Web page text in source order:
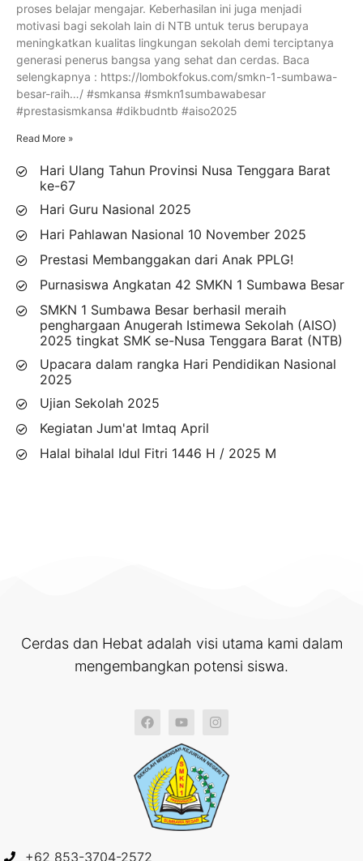
proses belajar mengajar. Keberhasilan ini juga menjadi
motivasi bagi sekolah lain di NTB untuk terus berupaya
meningkatkan kualitas lingkungan sekolah demi terciptanya
generasi penerus bangsa yang sehat dan cerdas. Baca
selengkapnya : https://lombokfokus.com/smkn-1-sumbawa-
besar-raih…/ #smkansa #smkn1sumbawabesar
#prestasismkansa #dikbudntb #aiso2025
Read More »
Hari Ulang Tahun Provinsi Nusa Tenggara Barat
ke-67
Hari Guru Nasional 2025
Hari Pahlawan Nasional 10 November 2025
Prestasi Membanggakan dari Anak PPLG!
Purnasiswa Angkatan 42 SMKN 1 Sumbawa Besar
SMKN 1 Sumbawa Besar berhasil meraih
penghargaan Anugerah Istimewa Sekolah (AISO)
2025 tingkat SMK se-Nusa Tenggara Barat (NTB)
Upacara dalam rangka Hari Pendidikan Nasional
2025
Ujian Sekolah 2025
Kegiatan Jum'at Imtaq April
Halal bihalal Idul Fitri 1446 H / 2025 M
Cerdas dan Hebat adalah visi utama kami dalam
mengembangkan potensi siswa.
+62 853-3704-2572